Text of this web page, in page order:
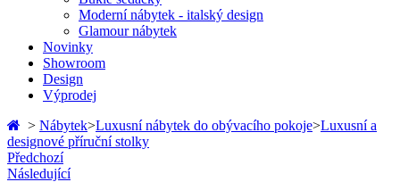
Moderní nábytek - italský design
Glamour nábytek
Novinky
Showroom
Design
Výprodej
> Nábytek>Luxusní nábytek do obývacího pokoje>Luxusní a
designové příruční stolky
Předchozí
Následující